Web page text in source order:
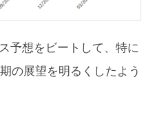
予想をビートして、特に
の展望を明るくしたよう